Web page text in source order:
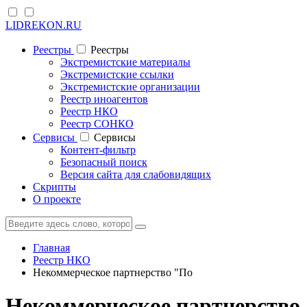
LIDREKON.RU
Реестры
Реестры
Экстремистские материалы
Экстремистские ссылки
Экстремистские организации
Реестр иноагентов
Реестр НКО
Реестр СОНКО
Cервисы
Cервисы
Контент-фильтр
Безопасный поиск
Версия сайта для слабовидящих
Скрипты
О проекте
Главная
Реестр НКО
Некоммерческое партнерство "По